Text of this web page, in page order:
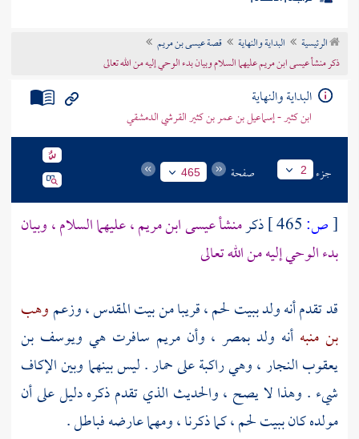
موضوعي
تراجم الأعلام
الرئيسية البداية والنهاية
قصة عيسى بن مريم
ذكر منشأ عيسى ابن مريم عليهما السلام وبيان بدء الوحي إليه من الله تعالى
البداية والنهاية
ابن كثير - إسماعيل بن عمر بن كثير القرشي الدمشقي
جزء 2 صفحة 465
[ص: ذكرمنشأعيسى ابن مريم، عليهما السلام ، وبيان
بدء الوحي إليه من الله تعالى
قد تقدم أنه ولدببيت لحم، قريبا منبيت المقدس، وزعموهب
بن منبه أنه ولد بمصر ، وأنمريم سافرت هي ويوسف بن
يعقوب النجار، وهي راكبة على حمار . ليس بينهما وبين الإكاف
شيء . وهذا لا يصح ، والحديث الذي تقدم ذكره دليل على أن
مولده كانببيت لحم، كما ذكرنا ، ومهما عارضه فباطل .